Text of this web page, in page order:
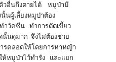
วอื่นถึงตายได้ หมูป่ามี
นผู้เลี้ยงหมูป่าต้อง
ำวัคซีน ทำการตัดเขี้ยว
นดุมาก จึงไม่ต้องช่วย
รคลอดให้โดยการหาหญ้า
ห้หมูป่าไว้ทำรัง และแยก